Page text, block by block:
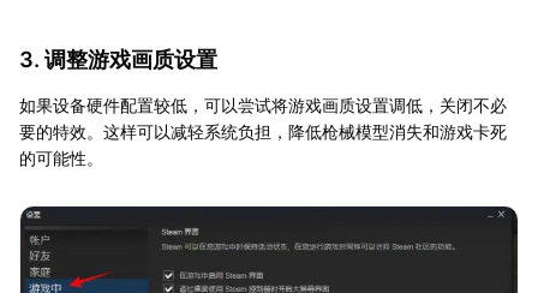
3. 调整游戏画质设置
如果设备硬件配置较低，可以尝试将游戏画质设置调低，关闭不必
要的特效。这样可以减轻系统负担，降低枪械模型消失和游戏卡死
的可能性。